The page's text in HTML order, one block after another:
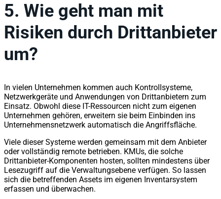
5. Wie geht man mit
Risiken durch Drittanbieter
um?
In vielen Unternehmen kommen auch Kontrollsysteme,
Netzwerkgeräte und Anwendungen von Drittanbietern zum
Einsatz. Obwohl diese IT-Ressourcen nicht zum eigenen
Unternehmen gehören, erweitern sie beim Einbinden ins
Unternehmensnetzwerk automatisch die Angriffsfläche.
Viele dieser Systeme werden gemeinsam mit dem Anbieter
oder vollständig remote betrieben. KMUs, die solche
Drittanbieter-Komponenten hosten, sollten mindestens über
Lesezugriff auf die Verwaltungsebene verfügen. So lassen
sich die betreffenden Assets im eigenen Inventarsystem
erfassen und überwachen.